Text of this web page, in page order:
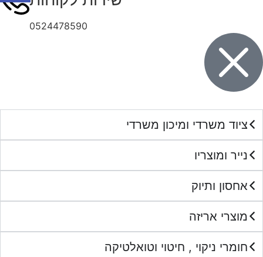
0524478590
ציוד משרדי ומיכון משרדי
נייר ומוצריו
אחסון ותיוק
מוצרי אריזה
חומרי ניקוי , חיטוי וטואלטיקה